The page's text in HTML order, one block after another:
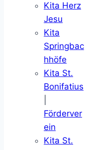
Kita Herz
Jesu
Kita
Springbac
hhöfe
Kita St.
Bonifatius
Förderver
ein
Kita St.